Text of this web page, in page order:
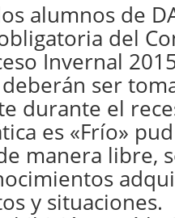
alumnos de
del
Invernal
ser
durante el
es «Frío»
manera libre,
y situaciones.